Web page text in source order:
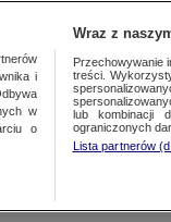
i
w
o
Wraz z
Przechowywanie
treści.
lub kombinacji
ograniczonych
Lista partnerów